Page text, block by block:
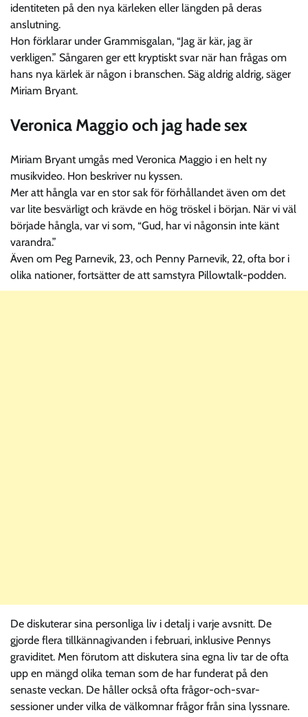
identiteten på den nya kärleken eller längden på deras
anslutning.
Hon förklarar under Grammisgalan, “Jag är kär, jag är
verkligen.” Sångaren ger ett kryptiskt svar när han frågas om
hans nya kärlek är någon i branschen. Säg aldrig aldrig, säger
Miriam Bryant.
Veronica Maggio och jag hade sex
Miriam Bryant umgås med Veronica Maggio i en helt ny
musikvideo. Hon beskriver nu kyssen.
Mer att hångla var en stor sak för förhållandet även om det
var lite besvärligt och krävde en hög tröskel i början. När vi väl
började hångla, var vi som, “Gud, har vi någonsin inte känt
varandra.”
Även om Peg Parnevik, 23, och Penny Parnevik, 22, ofta bor i
olika nationer, fortsätter de att samstyra Pillowtalk-podden.
De diskuterar sina personliga liv i detalj i varje avsnitt. De
gjorde flera tillkännagivanden i februari, inklusive Pennys
graviditet. Men förutom att diskutera sina egna liv tar de ofta
upp en mängd olika teman som de har funderat på den
senaste veckan. De håller också ofta frågor-och-svar-
sessioner under vilka de välkomnar frågor från sina lyssnare.